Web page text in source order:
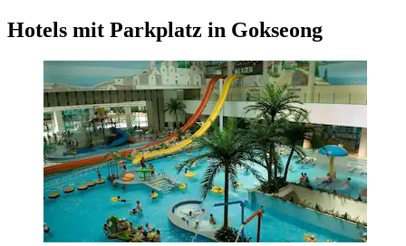
Hotels mit Parkplatz in Gokseong